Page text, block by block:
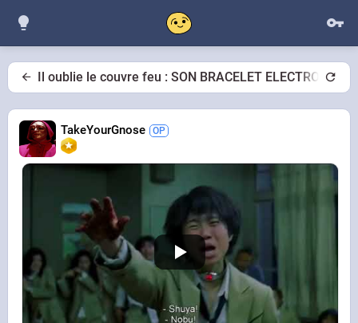
Il oublie le couvre feu : SON BRACELET
TakeYourGnose